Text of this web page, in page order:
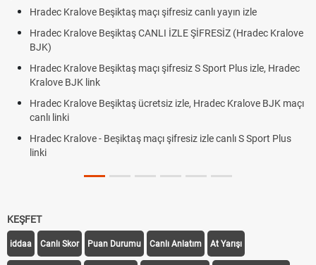
Hradec Kralove Beşiktaş maçı şifresiz canlı yayın izle
Hradec Kralove Beşiktaş CANLI İZLE ŞİFRESİZ (Hradec Kralove
BJK)
Hradec Kralove Beşiktaş maçı şifresiz S Sport Plus izle, Hradec
Kralove BJK link
Hradec Kralove Beşiktaş ücretsiz izle, Hradec Kralove BJK maçı
canlı linki
Hradec Kralove - Beşiktaş maçı şifresiz izle canlı S Sport Plus
linki
KEŞFET
iddaa Canlı Skor Puan Durumu Canlı Anlatım At Yarışı